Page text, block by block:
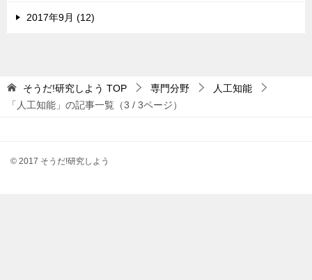
2017年9月 (12)
そうだ!研究しよう TOP 専門分野
人工知能
「人工知能」の記事一覧（3 / 3ページ）
© 2017 そうだ!研究しよう